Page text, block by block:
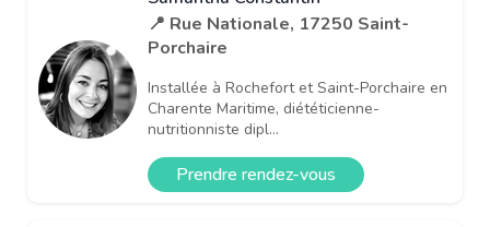
📍 Rue Nationale, 17250 Saint-
Porchaire
Installée à Rochefort et Saint-Porchaire en
Charente Maritime, diététicienne-
nutritionniste dipl...
Prendre rendez-vous